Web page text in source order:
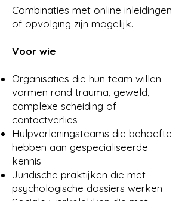
zoeken rond deze thema's
én gespecialiseerde certificeringen:
MASIC-assessor, NICHD-
interviewer, IPSO+-trainer, EFJCA
Voice.
Vanuit een traumasensitief kader,
met aandacht voor
differentiaaldiagnostiek —
onderscheid maken tussen
protectief ouderschap,
Combinaties met online inleidingen
of opvolging zijn mogelijk.
Voor wie
Organisaties die hun team willen
vormen rond trauma, geweld,
complexe scheiding of
contactverlies
Hulpverleningsteams die behoefte
hebben aan gespecialiseerde
kennis
Juridische praktijken die met
psychologische dossiers werken